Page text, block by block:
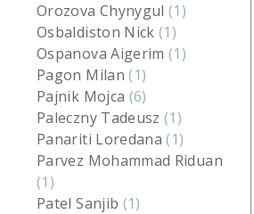
Orozova Chynygul(1)
Osbaldiston Nick(1)
Ospanova Aigerim(1)
Pagon Milan(1)
Pajnik Mojca (6)
Paleczny Tadeusz(1)
Panariti Loredana(1)
Parvez Mohammad Riduan
(1)
Patel Sanjib (1)